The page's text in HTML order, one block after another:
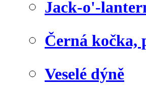
Jack-o'-
Černá kočka,
Veselé dýně